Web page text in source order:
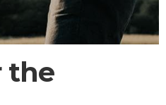
the